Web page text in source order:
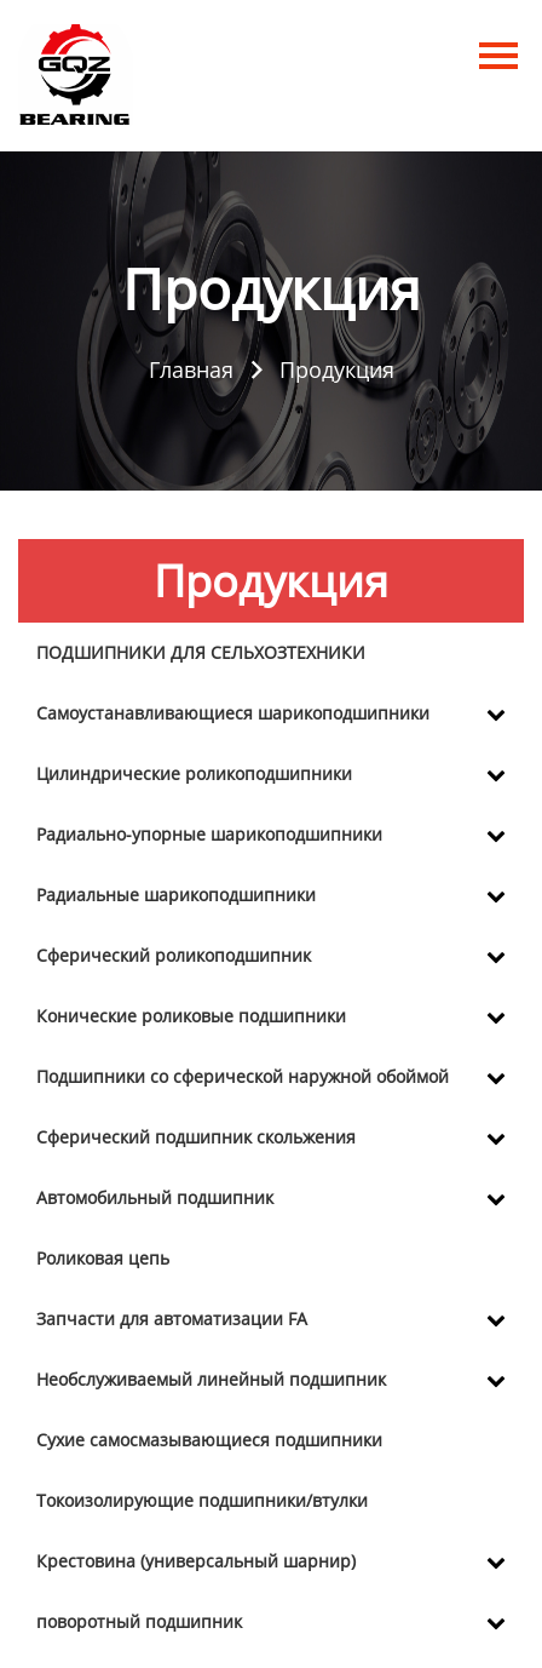
Главная
Продукция
Новости
Контакты Продукция
Главная  Продукция
Продукция
ПОДШИПНИКИ ДЛЯ СЕЛЬХОЗТЕХНИКИ
Самоустанавливающиеся шарикоподшипники
Цилиндрические роликоподшипники
Радиально-упорные шарикоподшипники
Радиальные шарикоподшипники
Сферический роликоподшипник
Конические роликовые подшипники
Подшипники со сферической наружной обоймой
Сферический подшипник скольжения
Автомобильный подшипник
Роликовая цепь
Запчасти для автоматизации FA
Необслуживаемый линейный подшипник
Сухие самосмазывающиеся подшипники
Токоизолирующие подшипники/втулки
Крестовина (универсальный шарнир)
поворотный подшипник